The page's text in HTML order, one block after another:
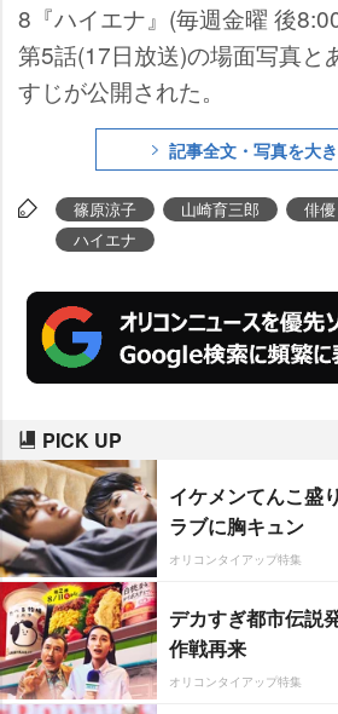
8『ハイエナ』(毎週金曜 後
第5話(17日放送)の場面写真と
すじが公開された。
記事全文・写真を大
篠原涼子 山崎育三郎 俳優
ハイエナ
PICK UP
イケメンてんこ盛
ラブに胸キュン
オリコンタイアップ特集
デカすぎ都市伝説
作戦再来
オリコンタイアップ特集